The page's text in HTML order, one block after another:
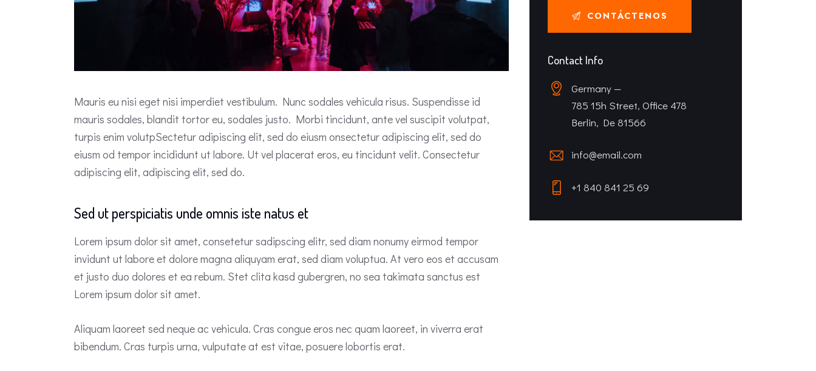
Mauris eu nisi eget nisi imperdiet vestibulum. Nunc sodales vehicula risus. Suspendisse id
mauris sodales, blandit tortor eu, sodales justo. Morbi tincidunt, ante vel suscipit volutpat,
turpis enim volutpSectetur adipiscing elit, sed do eiusm onsectetur adipiscing elit, sed do
eiusm od tempor incididunt ut labore. Ut vel placerat eros, eu tincidunt velit. Consectetur
adipiscing elit, adipiscing elit, sed do.
Sed ut perspiciatis unde omnis iste natus et
Lorem ipsum dolor sit amet, consetetur sadipscing elitr, sed diam nonumy eirmod tempor
invidunt ut labore et dolore magna aliquyam erat, sed diam voluptua. At vero eos et accusam
et justo duo dolores et ea rebum. Stet clita kasd gubergren, no sea takimata sanctus est
Lorem ipsum dolor sit amet.
Aliquam laoreet sed neque ac vehicula. Cras congue eros nec quam laoreet, in viverra erat
bibendum. Cras turpis urna, vulputate at est vitae, posuere lobortis erat.
Contact Info
Germany —
785 15h Street, Office 478
Berlin, De 81566
info@email.com
+1 840 841 25 69